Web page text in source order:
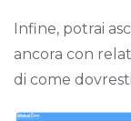
Infine, potrai
ancora con
di come